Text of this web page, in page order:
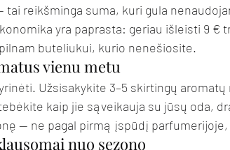
reikšminga suma, kuri gula
yra paprasta: geriau išleisti 9 €
buteliukui, kurio nenešiosite.
vienu metu
Užsisakykite 3–5 skirtingų
kaip jie sąveikauja su jūsų oda,
— ne pagal pirmą įspūdį parfumerijoje,
nuo sezono